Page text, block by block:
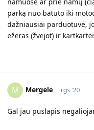
parką nuo batuto iki
dažniausiai parduotuvė,
ežeras (žvejot) ir
M Mergele_ rgs '20
Gal jau puslapis